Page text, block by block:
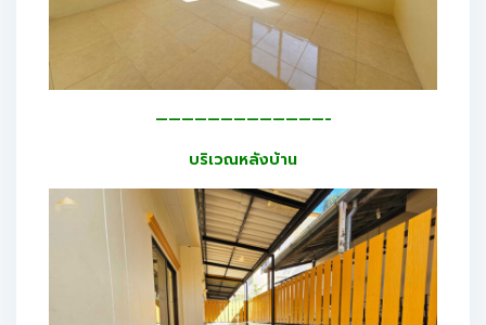
—————————————-
บริเวณหลังบ้าน